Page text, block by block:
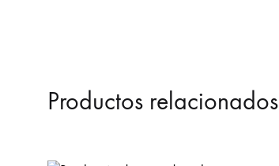
Productos relacionados